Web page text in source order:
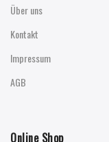
Über uns
Kontakt
Impressum
AGB
Online Shop